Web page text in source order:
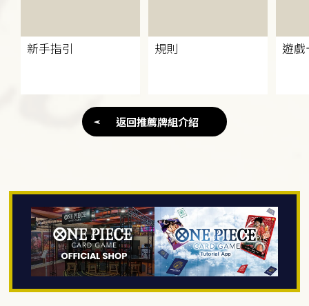
新手指引 規則 遊
返回推薦牌組介紹